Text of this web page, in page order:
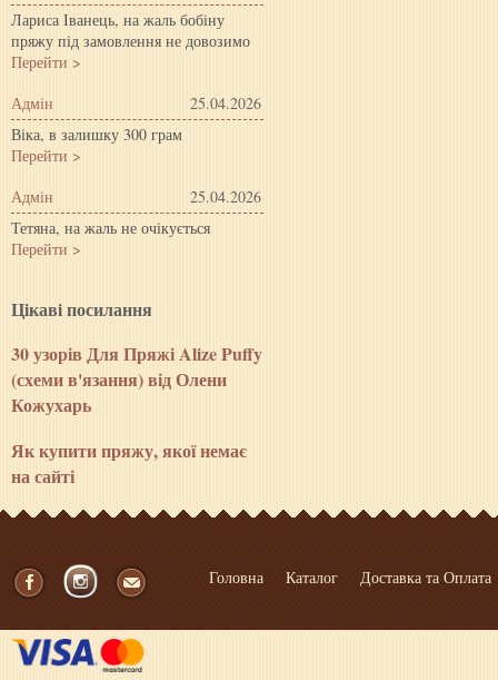
Лариса Іванець, на жаль бобіну
пряжу під замовлення не довозимо
Перейти >
Адмін
25.04.2026
Віка, в залишку 300 грам
Перейти >
Адмін
25.04.2026
Тетяна, на жаль не очікується
Перейти >
Цiкавi посилання
30 узорів Для Пряжі Alize Puffy
(схеми в'язання) від Олени
Кожухарь
Як купити пряжу, якої немає
на сайті
Головна Каталог Доставка та Оплата